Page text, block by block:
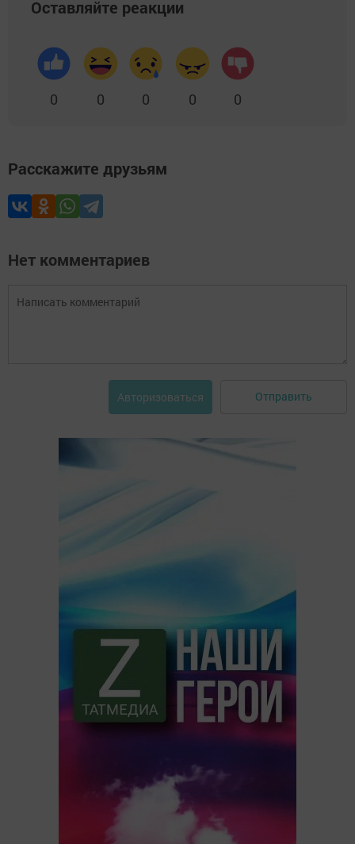
Оставляйте реакции
0 0 0 0 0
Расскажите друзьям
Нет комментариев
Авторизоваться Отправить